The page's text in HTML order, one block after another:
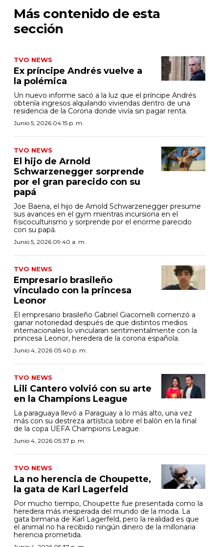
Más contenido de esta
sección
TVO NEWS
Ex príncipe Andrés vuelve a
la polémica
Un nuevo informe sacó a la luz que el príncipe Andrés
obtenía ingresos alquilando viviendas dentro de una
residencia de la Corona donde vivía sin pagar renta.
Junio 5, 2026 04:15 p. m.
TVO NEWS
El hijo de Arnold
Schwarzenegger sorprende
por el gran parecido con su
papá
Joe Baena, el hijo de Arnold Schwarzenegger presume
sus avances en el gym mientras incursiona en el
fisicoculturismo y sorprende por el enorme parecido
con su papá.
Junio 5, 2026 09:40 a. m.
TVO NEWS
Empresario brasileño
vinculado con la princesa
Leonor
El empresario brasileño Gabriel Giacomelli comenzó a
ganar notoriedad después de que distintos medios
internacionales lo vincularan sentimentalmente con la
princesa Leonor, heredera de la corona española.
Junio 4, 2026 05:40 p. m.
TVO NEWS
Lili Cantero volvió con su arte
en la Champions League
La paraguaya llevó a Paraguay a lo más alto, una vez
más con su destreza artística sobre el balón en la final
de la copa UEFA Champions League.
Junio 4, 2026 05:37 p. m.
TVO NEWS
La no herencia de Choupette,
la gata de Karl Lagerfeld
Por mucho tiempo, Choupette fue presentada como la
heredera más inesperada del mundo de la moda. La
gata birmana de Karl Lagerfeld, pero la realidad es que
el animal no ha recibido ningún dinero de la millonaria
herencia prometida.